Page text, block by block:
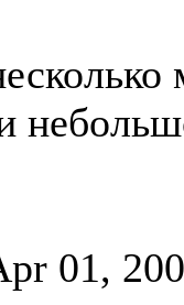
01,